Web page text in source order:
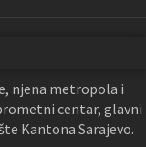
njena metropola i
centar, glavni
Kantona Sarajevo.